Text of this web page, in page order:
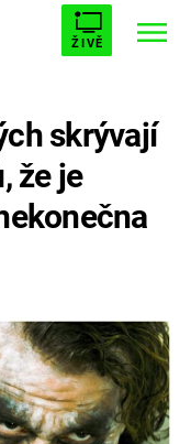
ŽIVĚ
skrývají
že je